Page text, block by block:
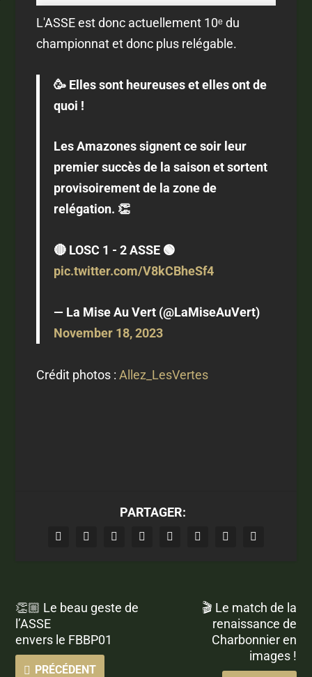
L'ASSE est donc actuellement 10ᵉ du
championnat et donc plus relégable.
🥳 Elles sont heureuses et elles ont de
quoi !
Les Amazones signent ce soir leur
premier succès de la saison et sortent
provisoirement de la zone de
relégation. 👏
🔴 LOSC 1 - 2 ASSE 🟢
pic.twitter.com/V8kCBheSf4
— La Mise Au Vert (@LaMiseAuVert)
November 18, 2023
Crédit photos :Allez_LesVertes
PARTAGER:
👏🏼 Le beau geste de
l’ASSE
envers le FBBP01
PRÉCÉDENT
🎬 Le match de la
renaissance de
Charbonnier en
images !